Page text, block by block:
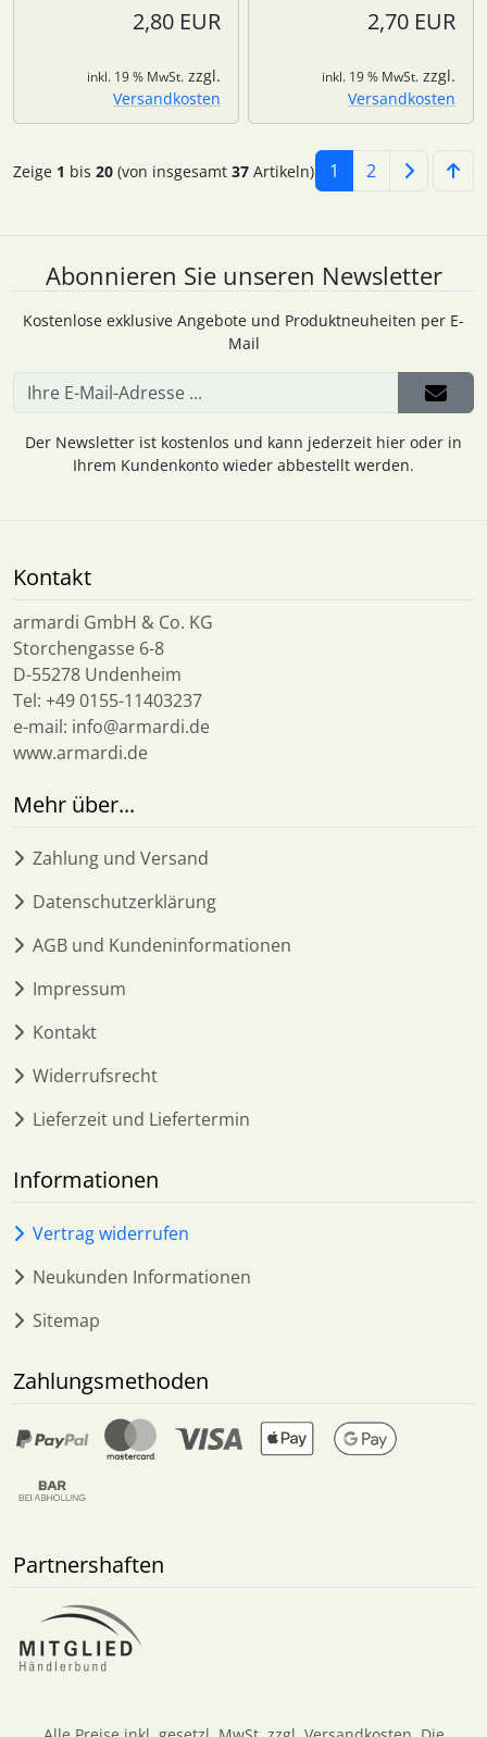
2,80 EUR
inkl. 19 % MwSt. zzgl.
Versandkosten
2,70 EUR
inkl. 19 % MwSt. zzgl.
Versandkosten
Zeige 1 bis20 (von insgesamt37 Artikeln) 1 2
Abonnieren Sie unseren Newsletter
Kostenlose exklusive Angebote und Produktneuheiten per E-
Mail
Der Newsletter ist kostenlos und kann jederzeit hier oder in
Ihrem Kundenkonto wieder abbestellt werden.
Kontakt
armardi GmbH & Co. KG
Storchengasse 6-8
D-55278 Undenheim
Tel: +49 0155-11403237
e-mail: info@armardi.de
www.armardi.de
Mehr über...
Zahlung und Versand
Datenschutzerklärung
AGB und Kundeninformationen
Impressum
Kontakt
Widerrufsrecht
Lieferzeit und Liefertermin
Informationen
Vertrag widerrufen
Neukunden Informationen
Sitemap
Zahlungsmethoden
Partnershaften